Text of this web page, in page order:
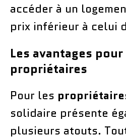
accéder à un
prix inférieur à celui
Les avantages
propriétaires
Pour les
solidaire présente
plusieurs atouts.